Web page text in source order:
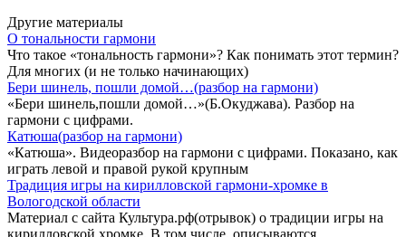
Другие материалы
О тональности гармони
Что такое «тональность гармони»? Как понимать этот термин?
Для многих (и не только начинающих)
Бери шинель, пошли домой…(разбор на гармони)
«Бери шинель,пошли домой…»(Б.Окуджава). Разбор на
гармони с цифрами.
Катюша(разбор на гармони)
«Катюша». Видеоразбор на гармони с цифрами. Показано, как
играть левой и правой рукой крупным
Традиция игры на кирилловской гармони-хромке в
Вологодской области
Материал с сайта Культура.рф(отрывок) о традиции игры на
кирилловской хромке. В том числе, описываются